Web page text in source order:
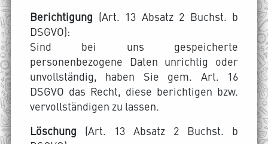
Berichtigung (Art. 13 Absatz 2 Buchst. b
DSGVO):
Sind bei uns gespeicherte
personenbezogene Daten unrichtig oder
unvollständig, haben Sie gem. Art. 16
DSGVO das Recht, diese berichtigen bzw.
vervollständigen zu lassen.
Löschung (Art. 13 Absatz 2 Buchst. b